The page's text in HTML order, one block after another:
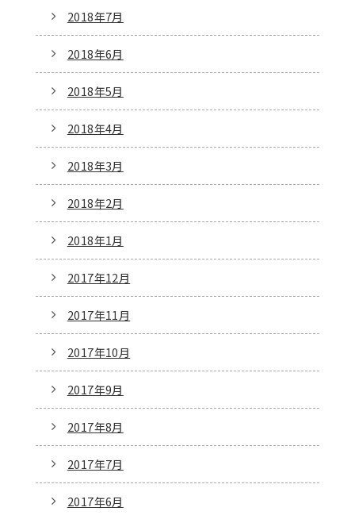
2018年7月
2018年6月
2018年5月
2018年4月
2018年3月
2018年2月
2018年1月
2017年12月
2017年11月
2017年10月
2017年9月
2017年8月
2017年7月
2017年6月